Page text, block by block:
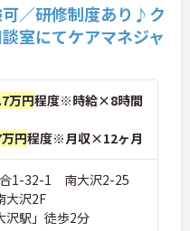
可／研修制度あり♪ク
室にてケアマネジャ
万円程度※時給×8時間
円程度※月収×12ヶ月
合1-32-1 南大沢2-25
大沢2F
沢駅」徒歩2分